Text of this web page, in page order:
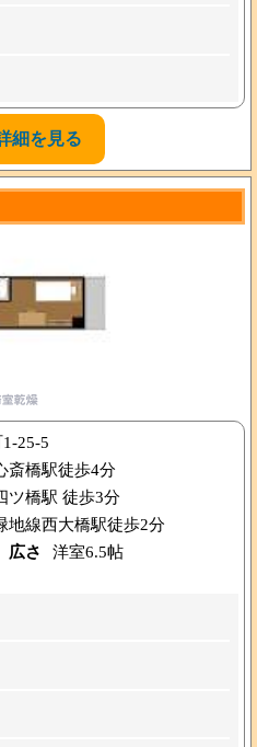
細を見る
25-5
斎橋駅徒歩4分
ツ橋駅 徒歩3分
地線西大橋駅徒歩2分
広さ
洋室6.5帖